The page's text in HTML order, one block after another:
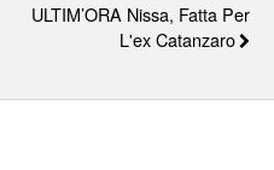
ULTIM’ORA Nissa, Fatta Per
L'ex Catanzaro